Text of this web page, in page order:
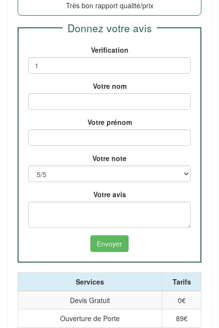
Très bon rapport qualité/prix
Donnez votre avis
Verification
Votre nom
Votre prénom
Votre note
Votre avis
Services
Tarifs
Devis Gratuit
0€
Ouverture de Porte
89€